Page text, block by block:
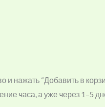
нажать “Добавить в
часа, а уже через 1–5